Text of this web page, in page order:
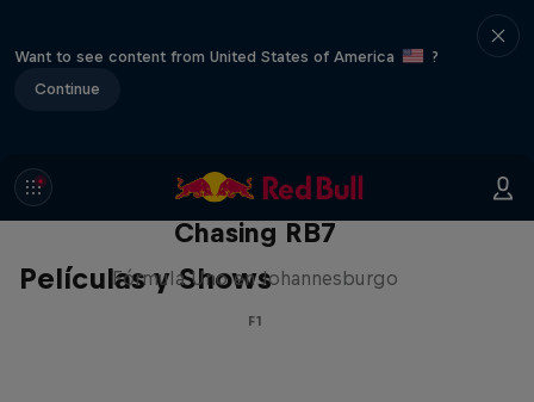
Want to see content from United States of America
?
Continue
Películas y Shows
Chasing RB7
Fórmula Uno en Johannesburgo
F1